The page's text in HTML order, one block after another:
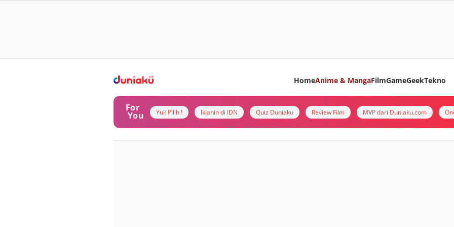
HomeAnime & MangaFilmGameGeekTekno
For
You Yuk Pilih ! Iklanin di IDN Quiz Duniaku Review Film MVP dari Duniaku.com